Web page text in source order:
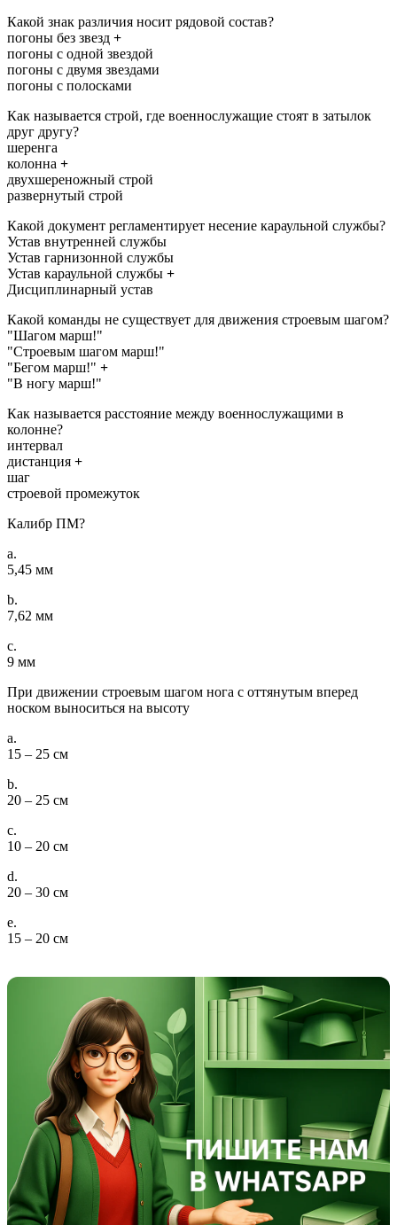
Какой знак различия носит рядовой состав?
погоны без звезд +
погоны с одной звездой
погоны с двумя звездами
погоны с полосками
Как называется строй, где военнослужащие стоят в затылок
друг другу?
шеренга
колонна +
двухшереножный строй
развернутый строй
Какой документ регламентирует несение караульной службы?
Устав внутренней службы
Устав гарнизонной службы
Устав караульной службы +
Дисциплинарный устав
Какой команды не существует для движения строевым шагом?
"Шагом марш!"
"Строевым шагом марш!"
"Бегом марш!" +
"В ногу марш!"
Как называется расстояние между военнослужащими в
колонне?
интервал
дистанция +
шаг
строевой промежуток
Калибр ПМ?
a.
5,45 мм
b.
7,62 мм
c.
9 мм
При движении строевым шагом нога с оттянутым вперед
носком выноситься на высоту
a.
15 – 25 см
b.
20 – 25 см
c.
10 – 20 см
d.
20 – 30 см
e.
15 – 20 см